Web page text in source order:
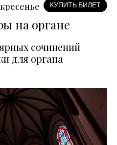
КУПИТЬ БИЛЕТ
на органе
сочинений
для органа